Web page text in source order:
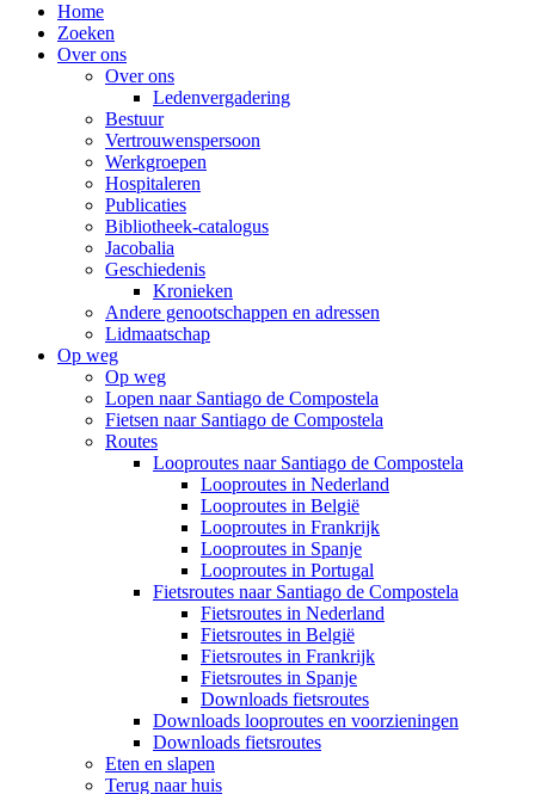
Home
Zoeken
Over ons
Over ons
Ledenvergadering
Bestuur
Vertrouwenspersoon
Werkgroepen
Hospitaleren
Publicaties
Bibliotheek-catalogus
Jacobalia
Geschiedenis
Kronieken
Andere genootschappen en adressen
Lidmaatschap
Op weg
Op weg
Lopen naar Santiago de Compostela
Fietsen naar Santiago de Compostela
Routes
Looproutes naar Santiago de Compostela
Looproutes in Nederland
Looproutes in België
Looproutes in Frankrijk
Looproutes in Spanje
Looproutes in Portugal
Fietsroutes naar Santiago de Compostela
Fietsroutes in Nederland
Fietsroutes in België
Fietsroutes in Frankrijk
Fietsroutes in Spanje
Downloads fietsroutes
Downloads looproutes en voorzieningen
Downloads fietsroutes
Eten en slapen
Terug naar huis